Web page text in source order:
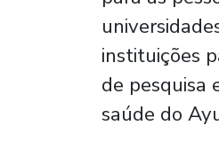
instituições
de pesquisa
saúde do